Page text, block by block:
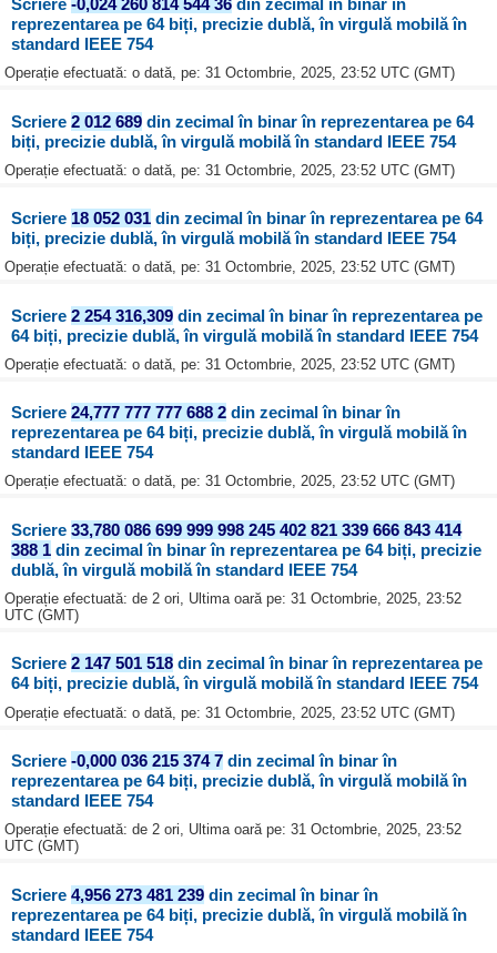
Scriere-0,024 260 814 544 36 din zecimal în binar în
reprezentarea pe 64 biți, precizie dublă, în virgulă mobilă în
standard IEEE 754
Operație efectuată: o dată, pe: 31 Octombrie, 2025, 23:52 UTC (GMT)
Scriere2 012 689 din zecimal în binar în reprezentarea pe 64
biți, precizie dublă, în virgulă mobilă în standard IEEE 754
Operație efectuată: o dată, pe: 31 Octombrie, 2025, 23:52 UTC (GMT)
Scriere 18 052 031 din zecimal în binar în reprezentarea pe 64
biți, precizie dublă, în virgulă mobilă în standard IEEE 754
Operație efectuată: o dată, pe: 31 Octombrie, 2025, 23:52 UTC (GMT)
Scriere2 254 316,309 din zecimal în binar în reprezentarea pe
64 biți, precizie dublă, în virgulă mobilă în standard IEEE 754
Operație efectuată: o dată, pe: 31 Octombrie, 2025, 23:52 UTC (GMT)
Scriere24,777 777 777 688 2 din zecimal în binar în
reprezentarea pe 64 biți, precizie dublă, în virgulă mobilă în
standard IEEE 754
Operație efectuată: o dată, pe: 31 Octombrie, 2025, 23:52 UTC (GMT)
Scriere33,780 086 699 999 998 245 402 821 339 666 843 414
388 1 din zecimal în binar în reprezentarea pe 64 biți, precizie
dublă, în virgulă mobilă în standard IEEE 754
Operație efectuată: de 2 ori, Ultima oară pe: 31 Octombrie, 2025, 23:52
UTC (GMT)
Scriere2 147 501 518 din zecimal în binar în reprezentarea pe
64 biți, precizie dublă, în virgulă mobilă în standard IEEE 754
Operație efectuată: o dată, pe: 31 Octombrie, 2025, 23:52 UTC (GMT)
Scriere-0,000 036 215 374 7 din zecimal în binar în
reprezentarea pe 64 biți, precizie dublă, în virgulă mobilă în
standard IEEE 754
Operație efectuată: de 2 ori, Ultima oară pe: 31 Octombrie, 2025, 23:52
UTC (GMT)
Scriere4,956 273 481 239 din zecimal în binar în
reprezentarea pe 64 biți, precizie dublă, în virgulă mobilă în
standard IEEE 754